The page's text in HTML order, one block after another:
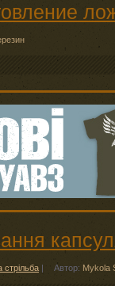
стрільба | Автор: Mykola